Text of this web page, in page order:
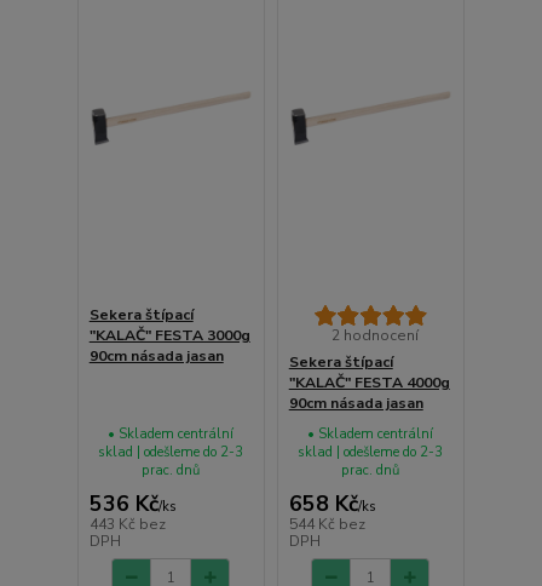
Sekera štípací
"KALAČ" FESTA 3000g
90cm násada jasan
536 Kč/ks
443 Kč bez
DPH
• Skladem centrální
sklad | odešleme do 2-3
prac. dnů
2 hodnocení
Sekera štípací
"KALAČ" FESTA 4000g
90cm násada jasan
658 Kč/ks
544 Kč bez
DPH
• Skladem centrální
sklad | odešleme do 2-3
prac. dnů